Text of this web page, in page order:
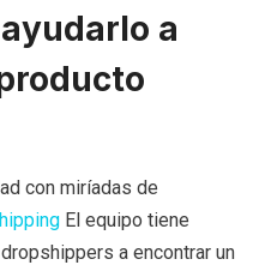
a
con miríadas de
El equipo tiene
a encontrar un